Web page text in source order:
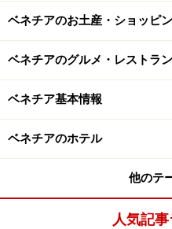
面が飾られています。
店内に工房もあり、仮面
オーダーメイドも可能。
＜DATA＞
(パピー・マ
ベネチアのお土産・ショッピ
ベネチアのグルメ・レストラ
ベネチア基本情報
ベネチアのホテル
他のテ
人気記